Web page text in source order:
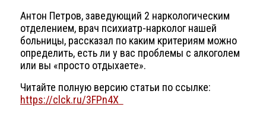
Антон Петров, заведующий 2 наркологическим
отделением, врач психиатр-нарколог нашей
больницы, рассказал по каким критериям можно
определить, есть ли у вас проблемы с алкоголем
или вы «просто отдыхаете».
Читайте полную версию статьи по ссылке:
https://clck.ru/3FPn4X